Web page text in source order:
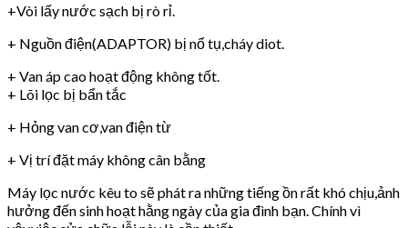
+Vòi lấy nước sạch bị rò rỉ.
+ Nguồn điện(ADAPTOR) bị nổ tụ,cháy diot.
+ Van áp cao hoạt động không tốt.
+ Lõi lọc bị bẩn tắc
+ Hỏng van cơ,van điện từ
+ Vị trí đặt máy không cân bằng
Máy lọc nước kêu to sẽ phát ra những tiếng ồn rất khó chịu,ảnh
hưởng đến sinh hoạt hằng ngày của gia đình bạn. Chính vì